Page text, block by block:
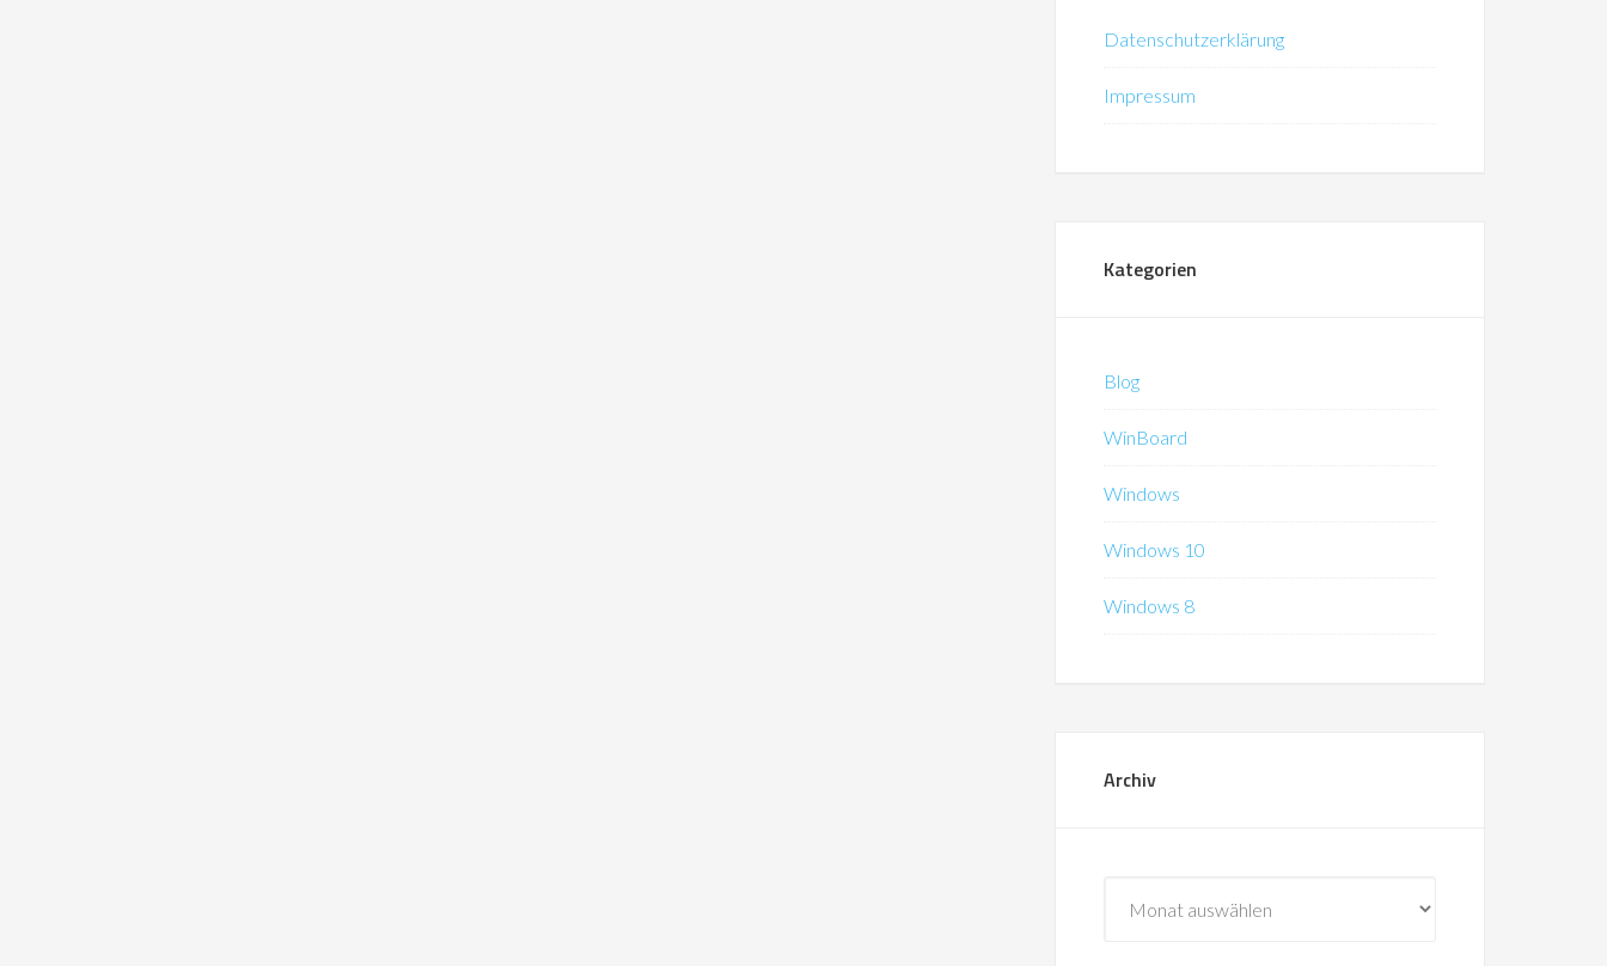
Datenschutzerklärung
Impressum
Kategorien
Blog
WinBoard
Windows
Windows 10
Windows 8
Archiv